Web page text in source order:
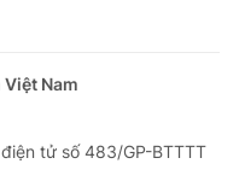
Nam
tử số 483/GP-BTTTT